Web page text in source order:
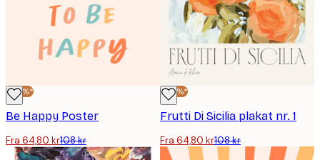
-40%*
Be Happy Poster
Fra 64,80 kr108 kr
-40%*
Frutti Di Sicilia plakat nr. 1
Fra 64,80 kr108 kr